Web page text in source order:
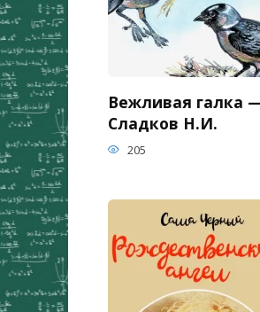
Вежливая галка
Сладков Н.И.
205